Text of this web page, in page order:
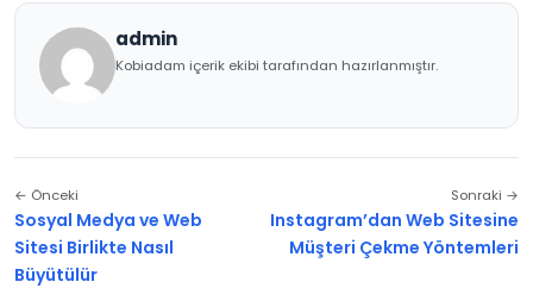
admin
Kobiadam içerik ekibi tarafından hazırlanmıştır.
← Önceki
Sosyal Medya ve Web
Sitesi Birlikte Nasıl
Büyütülür
Sonraki →
Instagram’dan Web Sitesine
Müşteri Çekme Yöntemleri